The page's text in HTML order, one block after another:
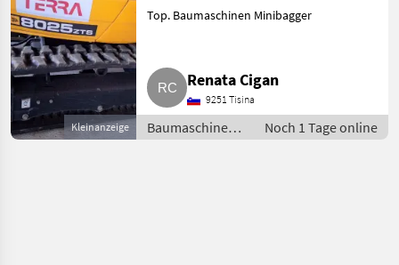
Kleinanzeige
Top. Baumaschinen Minibagger
Renata Cigan
9251 Tisina
Baumaschinen /
Minibagger
Noch 1 Tage online